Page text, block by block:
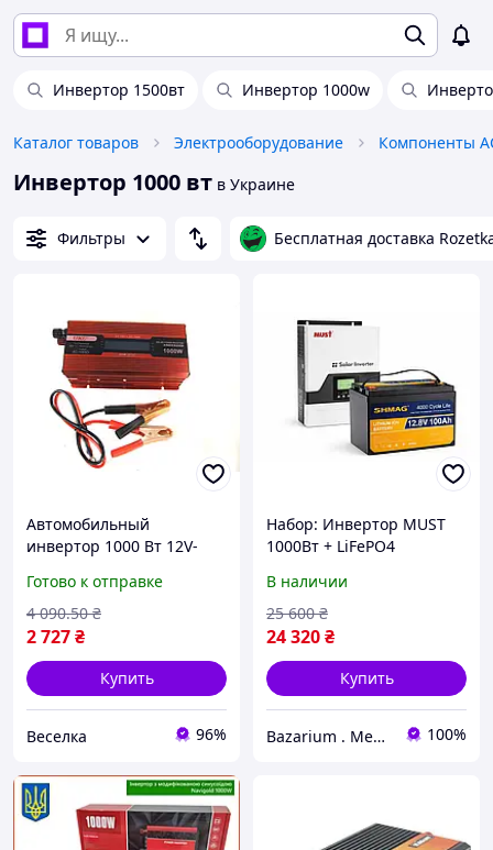
Инвертор 1500вт Инвертор 1000w
Каталог товаров Электрооборудование Компоненты
Инвертор 1000 вт в Украине
Фильтры Бесплатная доставка
Автомобильный
инвертор 1000 Вт 12V-
ноутбуков и электроники
в поездках и на даче
FLAME
Готово к отправке
2 727₴
4 090.50 ₴
Купить
Веселка 96%
Набор: Инвертор MUST
1000Вт + LiFePO4
В наличии
24 320₴
25 600 ₴
Купить
Bazarium . Место, где есть все 100%